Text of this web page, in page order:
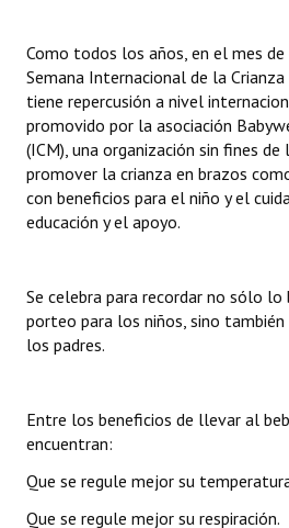
NORMATIVA
Comunicaciones
Declaraciones
Resoluciones
INSTITUCIONAL
Antiguos Pobladores
Registros y Distinciones
Datos Históricos
Premio al Mérito - Registro
Como todos los años, en el mes
Semana Internacional de la
tiene repercusión a nivel
promovido por la asociación
(ICM), una organización sin fines de
promover la crianza en brazos
con beneficios para el niño y el
educación y el apoyo.
Se celebra para recordar no sólo
porteo para los niños, sino
los padres.
Entre los beneficios de llevar al
encuentran:
Que se regule mejor su
Que se regule mejor su respiración.